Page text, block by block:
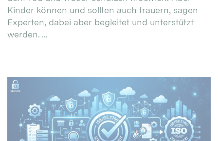
Kinder können und sollten auch trauern, sagen
Experten, dabei aber begleitet und unterstützt
werden. ...